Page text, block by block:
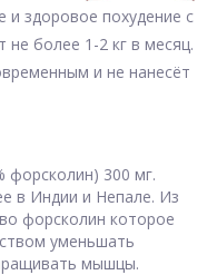
и здоровое похудение с
не более 1-2 кг в месяц.
и не нанесёт
форсколин) 300 мг.
в Индии и Непале. Из
форсколин которое
уменьшать
мышцы.